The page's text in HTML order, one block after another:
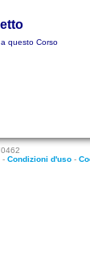
questo Corso
- Condizioni d'uso -